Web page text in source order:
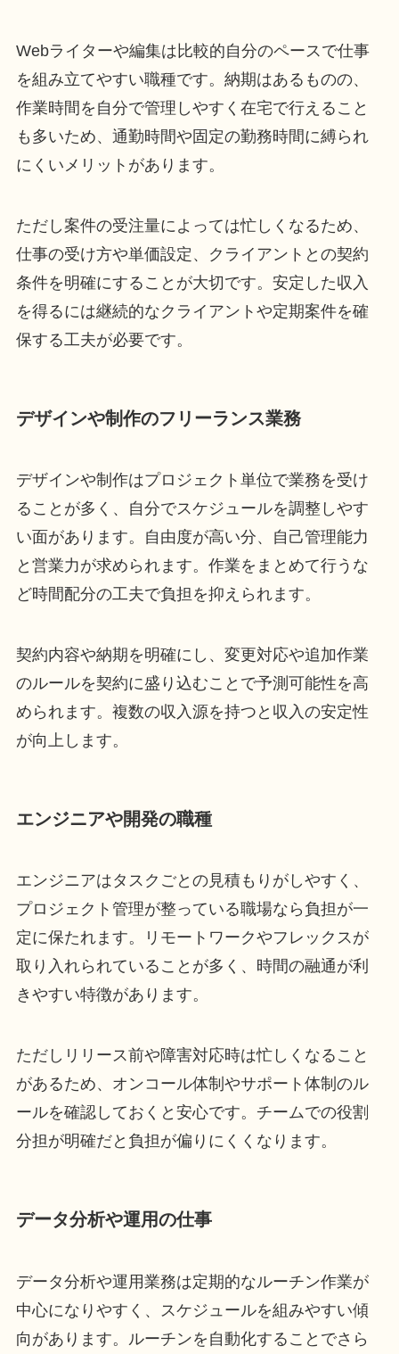
Webライターや編集は比較的自分のペースで仕事
を組み立てやすい職種です。納期はあるものの、
作業時間を自分で管理しやすく在宅で行えること
も多いため、通勤時間や固定の勤務時間に縛られ
にくいメリットがあります。
ただし案件の受注量によっては忙しくなるため、
仕事の受け方や単価設定、クライアントとの契約
条件を明確にすることが大切です。安定した収入
を得るには継続的なクライアントや定期案件を確
保する工夫が必要です。
デザインや制作のフリーランス業務
デザインや制作はプロジェクト単位で業務を受け
ることが多く、自分でスケジュールを調整しやす
い面があります。自由度が高い分、自己管理能力
と営業力が求められます。作業をまとめて行うな
ど時間配分の工夫で負担を抑えられます。
契約内容や納期を明確にし、変更対応や追加作業
のルールを契約に盛り込むことで予測可能性を高
められます。複数の収入源を持つと収入の安定性
が向上します。
エンジニアや開発の職種
エンジニアはタスクごとの見積もりがしやすく、
プロジェクト管理が整っている職場なら負担が一
定に保たれます。リモートワークやフレックスが
取り入れられていることが多く、時間の融通が利
きやすい特徴があります。
ただしリリース前や障害対応時は忙しくなること
があるため、オンコール体制やサポート体制のル
ールを確認しておくと安心です。チームでの役割
分担が明確だと負担が偏りにくくなります。
データ分析や運用の仕事
データ分析や運用業務は定期的なルーチン作業が
中心になりやすく、スケジュールを組みやすい傾
向があります。ルーチンを自動化することでさら